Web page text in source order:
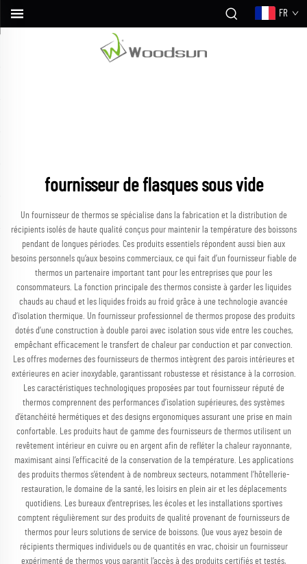
FR
fournisseur de flasques sous vide
Un fournisseur de thermos se spécialise dans la fabrication et la distribution de
récipients isolés de haute qualité conçus pour maintenir la température des boissons
pendant de longues périodes. Ces produits essentiels répondent aussi bien aux
besoins personnels qu’aux besoins commerciaux, ce qui fait d’un fournisseur fiable de
thermos un partenaire important tant pour les entreprises que pour les
consommateurs. La fonction principale des thermos consiste à garder les liquides
chauds au chaud et les liquides froids au froid grâce à une technologie avancée
d’isolation thermique. Un fournisseur professionnel de thermos propose des produits
dotés d’une construction à double paroi avec isolation sous vide entre les couches,
empêchant efficacement le transfert de chaleur par conduction et par convection.
Les offres modernes des fournisseurs de thermos intègrent des parois intérieures et
extérieures en acier inoxydable, garantissant robustesse et résistance à la corrosion.
Les caractéristiques technologiques proposées par tout fournisseur réputé de
thermos comprennent des performances d’isolation supérieures, des systèmes
d’étanchéité hermétiques et des designs ergonomiques assurant une prise en main
confortable. Les produits haut de gamme des fournisseurs de thermos utilisent un
revêtement intérieur en cuivre ou en argent afin de refléter la chaleur rayonnante,
maximisant ainsi l’efficacité de la conservation de la température. Les applications
des produits thermos s’étendent à de nombreux secteurs, notamment l’hôtellerie-
restauration, le domaine de la santé, les loisirs en plein air et les déplacements
quotidiens. Les bureaux d’entreprises, les écoles et les installations sportives
comptent régulièrement sur des produits de qualité provenant de fournisseurs de
thermos pour leurs solutions de service de boissons. Que vous ayez besoin de
récipients thermiques individuels ou de quantités en vrac, choisir un fournisseur
expérimenté de thermos vous garantit l’accès à des produits certifiés et testés,